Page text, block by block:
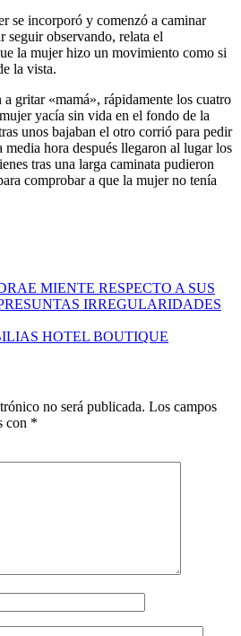
se incorporó y comenzó a caminar
seguir observando, relata el
la mujer hizo un movimiento como si
la vista.
gritar «mamá», rápidamente los cuatro
yacía sin vida en el fondo de la
unos bajaban el otro corrió para pedir
hora después llegaron al lugar los
tras una larga caminata pudieron
comprobar a que la mujer no tenía
MIENTE RESPECTO A SUS
IRREGULARIDADES
HOTEL BOUTIQUE
no será publicada. Los campos
con *